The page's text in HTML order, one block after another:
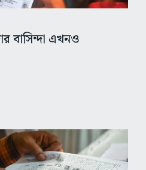
বাসিন্দা এখনও